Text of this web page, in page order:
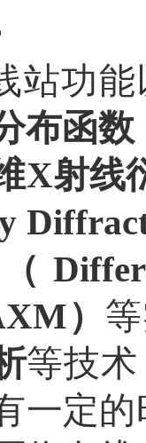
站功能
布函
X射线
）
等技
一定